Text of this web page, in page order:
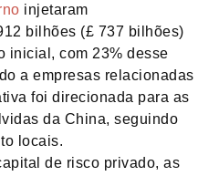
injetaram
bilhões (£ 737 bilhões)
inicial, com 23% desse
a empresas relacionadas
foi direcionada para as
da China, seguindo
locais.
de risco privado, as